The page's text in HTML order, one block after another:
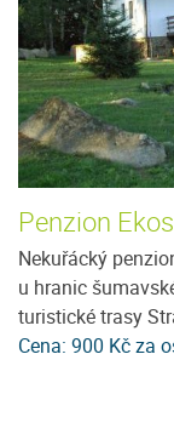
Penzion
Nekuřácký
u hranic
turistické trasy
Cena: 900 Kč za